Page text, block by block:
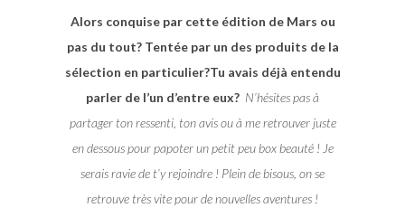
Alors conquise par cette édition de Mars ou
pas du tout? Tentée par un des produits de la
sélection en particulier?Tu avais déjà entendu
parler de l’un d’entre eux? N’hésites pas à
partager ton ressenti, ton avis ou à me retrouver juste
en dessous pour papoter un petit peu box beauté ! Je
serais ravie de t’y rejoindre ! Plein de bisous, on se
retrouve très vite pour de nouvelles aventures !